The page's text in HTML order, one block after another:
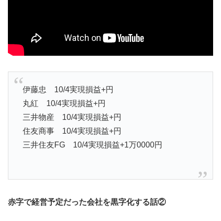
伊藤忠 10/4実現損益+円
丸紅 10/4実現損益+円
三井物産 10/4実現損益+円
住友商事 10/4実現損益+円
三井住友FG 10/4実現損益+1万0000円
赤字で経営予定だった会社を黒字化する話②